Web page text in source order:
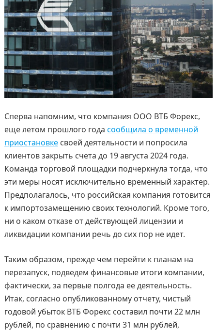
Сперва напомним, что компания ООО ВТБ Форекс,
еще летом прошлого года сообщила о временной
приостановкесвоей деятельности и попросила
клиентов закрыть счета до 19 августа 2024 года.
Команда торговой площадки подчеркнула тогда, что
эти меры носят исключительно временный характер.
Предполагалось, что российская компания готовится
к импортозамещению своих технологий. Кроме того,
ни о каком отказе от действующей лицензии и
ликвидации компании речь до сих пор не идет.
Таким образом, прежде чем перейти к планам на
перезапуск, подведем финансовые итоги компании,
фактически, за первые полгода ее деятельность.
Итак, согласно опубликованному отчету, чистый
годовой убыток ВТБ Форекс составил почти 22 млн
рублей, по сравнению с почти 31 млн рублей,